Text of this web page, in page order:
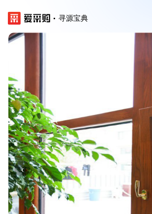
寻源宝典
‹